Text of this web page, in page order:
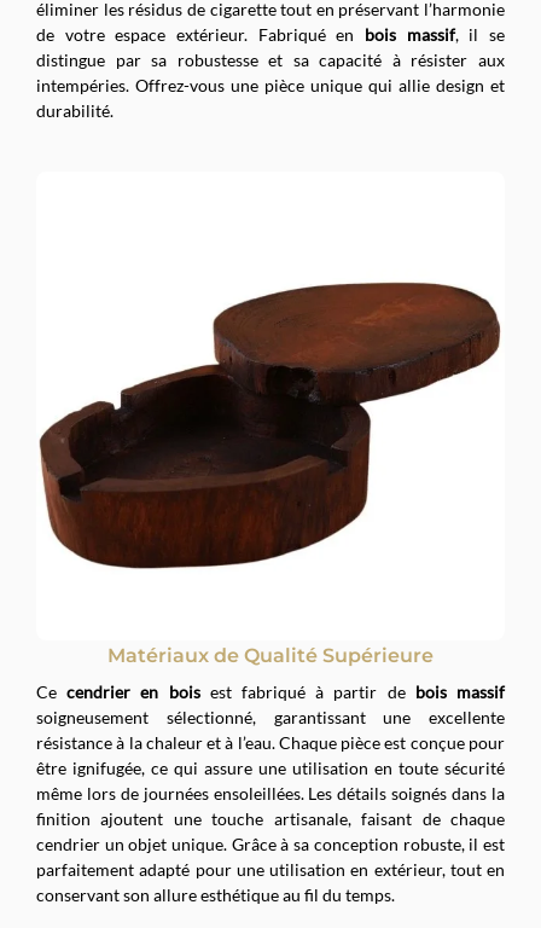
éliminer les résidus de cigarette tout en préservant l’harmonie
de votre espace extérieur. Fabriqué en bois massif, il se
distingue par sa robustesse et sa capacité à résister aux
intempéries. Offrez-vous une pièce unique qui allie design et
durabilité.
Matériaux de Qualité Supérieure
Cecendrier en boisest fabriqué à partir de bois massif
soigneusement sélectionné, garantissant une excellente
résistance à la chaleur et à l’eau. Chaque pièce est conçue pour
être ignifugée, ce qui assure une utilisation en toute sécurité
même lors de journées ensoleillées. Les détails soignés dans la
finition ajoutent une touche artisanale, faisant de chaque
cendrier un objet unique. Grâce à sa conception robuste, il est
parfaitement adapté pour une utilisation en extérieur, tout en
conservant son allure esthétique au fil du temps.